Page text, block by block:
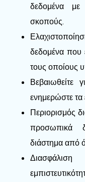
δεδομένα
σκοπούς.
δεδομένα που
τους οποίους
Βεβαιωθείτε
ενημερώστε τα
Περιορισμός
προσωπικά
διάστημα από